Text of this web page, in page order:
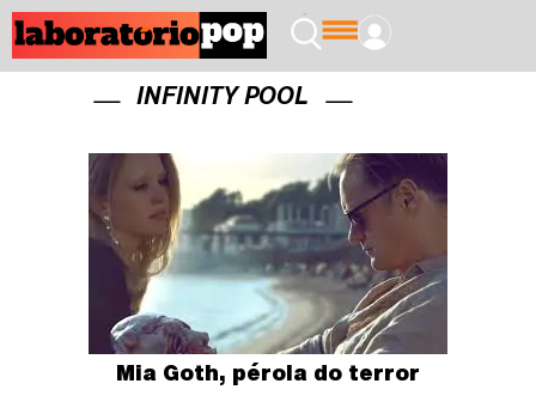
INFINITY POOL
Mia Goth, pérola do terror